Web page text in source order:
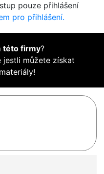
pouze přihlášení
pro přihlášení.
této firmy?
jestli můžete získat